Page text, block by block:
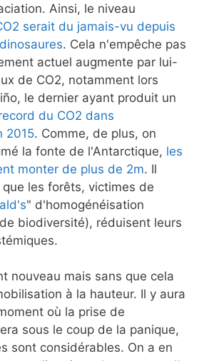
Ainsi, le niveau
serait du jamais-vu depuis
. Cela n'empêche pas
actuel augmente par lui-
de CO2, notamment lors
le dernier ayant produit un
du CO2 dans
2015. Comme, de plus, on
la fonte de l'Antarctique, les
monter de plus de 2m. Il
les forêts, victimes de
" d'homogénéisation
biodiversité), réduisent leurs
nouveau mais sans que cela
à la hauteur. Il y aura
où la prise de
sous le coup de la panique,
sont considérables. On a en